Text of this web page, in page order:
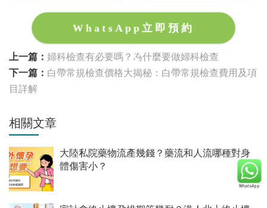
WhatsApp立即預約
上一篇： 婦科檢查有必要嗎？為什麼要做婦科檢查
下一篇： 白帶常規檢查價格大揭秘：白帶常規檢查費用及項
目詳解
相關文章
大陸私院藥物流產幾錢？藥流和人流哪種對身
體傷害小？